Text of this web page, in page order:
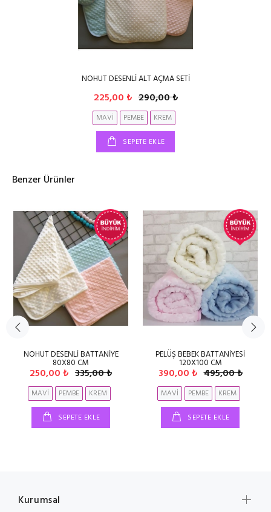
NOHUT DESENLİ ALT AÇMA SETİ
225,00 ₺ 290,00 ₺
MAVİ PEMBE
KREM
SEPETE EKLE
Benzer Ürünler
NOHUT DESENLİ BATTANİYE
80X80 CM
250,00 ₺ 335,00 ₺
MAVİ PEMBE
KREM
SEPETE EKLE
PELÜŞ BEBEK BATTANİYESİ
120X100 CM
390,00 ₺ 495,00 ₺
MAVİ PEMBE
KREM
SEPETE EKLE
Kurumsal